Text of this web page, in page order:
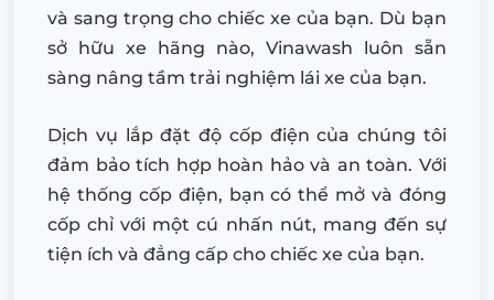
và sang trọng cho chiếc xe của bạn. Dù bạn
sở hữu xe hãng nào, Vinawash luôn sẵn
sàng nâng tầm trải nghiệm lái xe của bạn.
Dịch vụ lắp đặt độ cốp điện của chúng tôi
đảm bảo tích hợp hoàn hảo và an toàn. Với
hệ thống cốp điện, bạn có thể mở và đóng
cốp chỉ với một cú nhấn nút, mang đến sự
tiện ích và đẳng cấp cho chiếc xe của bạn.